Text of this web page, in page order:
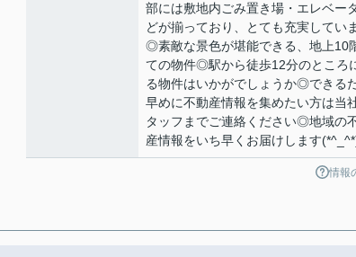
部には敷地内ごみ置き場・エレベー
どが揃っており、とても充実してい
◎素敵な景色が堪能できる、地上10
ての物件◎駅から徒歩12分のところ
る物件はいかがでしょうか◎できる
早めに不動産情報を集めたい方は当
タッフまでご連絡ください◎地域の
産情報をいち早くお届けします
情報